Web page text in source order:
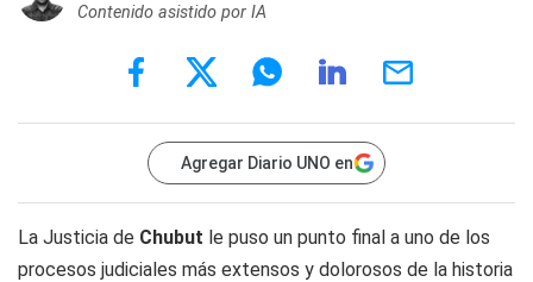
Contenido asistido por IA
Agregar Diario UNO en
La Justicia de Chubut le puso un punto final a uno de los
procesos judiciales más extensos y dolorosos de la historia